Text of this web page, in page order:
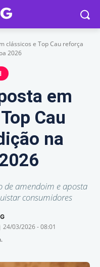
clássicos e Top Cau reforça
2026
em
Cau
na
de amendoim e aposta
consumidores
24/03/2026 - 08:01